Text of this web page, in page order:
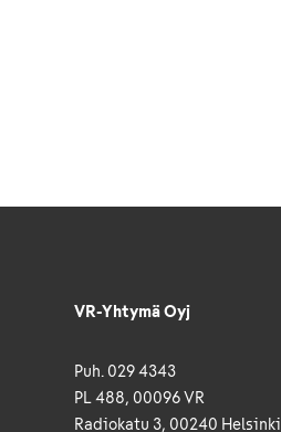
VR-Yhtymä Oyj
Puh. 029 4343
PL 488, 00096 VR
Radiokatu 3, 00240 Helsinki